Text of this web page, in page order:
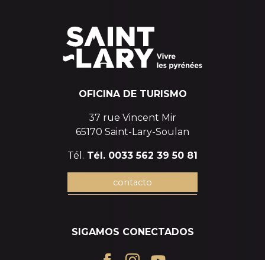
OFICINA DE TURISMO
37 rue Vincent Mir
65170 Saint-Lary-Soulan
Tél. Tél. 0033 562 39 50 81
contacto
SIGAMOS CONECTADOS